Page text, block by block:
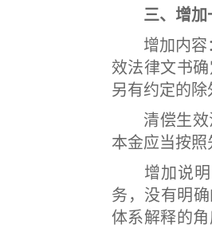
三、增加一
增加内容：
效法律文书
另有约定的除
清偿生效法
本金应当按照
增加说明
务，没有明
体系解释的